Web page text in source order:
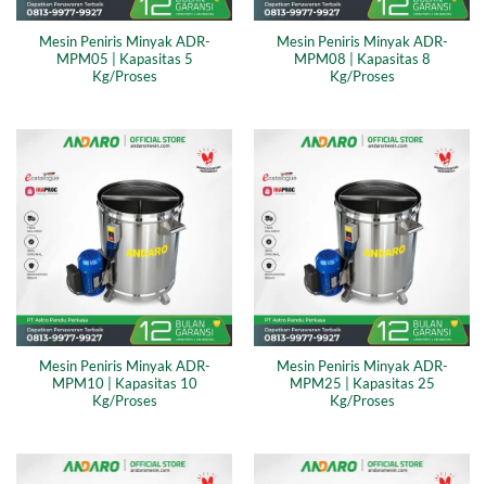
Mesin Peniris Minyak ADR-
MPM05 | Kapasitas 5
Kg/Proses
Mesin Peniris Minyak ADR-
MPM08 | Kapasitas 8
Kg/Proses
Mesin Peniris Minyak ADR-
MPM10 | Kapasitas 10
Kg/Proses
Mesin Peniris Minyak ADR-
MPM25 | Kapasitas 25
Kg/Proses